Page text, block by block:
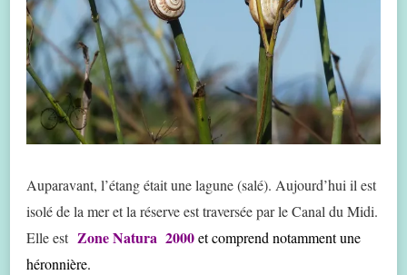
Auparavant, l’étang était une lagune (salé). Aujourd’hui il est
isolé de la mer et la réserve est traversée par le Canal du Midi.
Elle est Zone Natura 2000et comprend notamment une
héronnière.